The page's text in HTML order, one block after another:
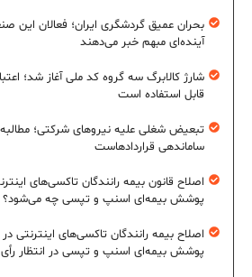
بحران عمیق گردشگری ایران؛ فعالان این
آینده‌ای مبهم خبر می‌دهند
شارژ کالابرگ سه گروه کد ملی آغاز شد؛
قابل استفاده است
تبعیض شغلی علیه نیروهای شرکتی؛
ساماندهی قراردادهاست
اصلاح قانون بیمه رانندگان تاکسی‌های
پوشش بیمه‌ای اسنپ و تپسی چه می‌شود؟
اصلاح بیمه رانندگان تاکسی‌های
پوشش بیمه‌ای اسنپ و تپسی در انتظار رأی